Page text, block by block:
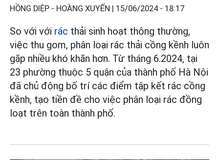
HỒNG DIỆP - HOÀNG XUYẾN | 15/06/2024 - 18:17
So với với rác thải sinh hoạt thông thường,
việc thu gom, phân loại rác thải cồng kềnh luôn
gặp nhiều khó khăn hơn. Từ tháng 6.2024, tại
23 phường thuộc 5 quận của thành phố Hà Nội
đã chủ động bố trí các điểm tập kết rác cồng
kềnh, tạo tiền đề cho việc phân loại rác đồng
loạt trên toàn thành phố.